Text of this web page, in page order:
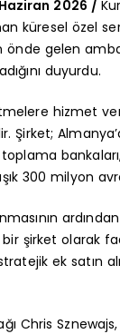
Haziran 2026 /
küresel özel
gelen
duyurdu.
hizmet
Şirket;
300 milyon
bir şirket olarak
ek satın
Chris